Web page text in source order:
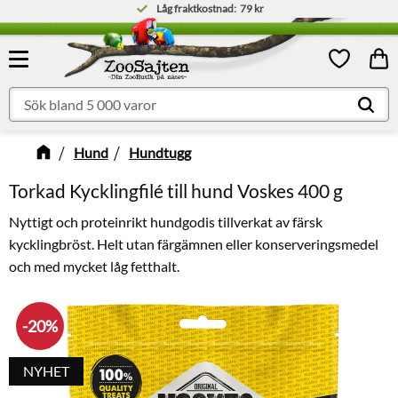
Meny
Låg fraktkostnad: 79 kr
Favoriter
Hund Hundtugg
Torkad Kycklingfilé till hund Voskes 400 g
Nyttigt och proteinrikt hundgodis tillverkat av färsk
kycklingbröst. Helt utan färgämnen eller konserveringsmedel
och med mycket låg fetthalt.
20%
NYHET